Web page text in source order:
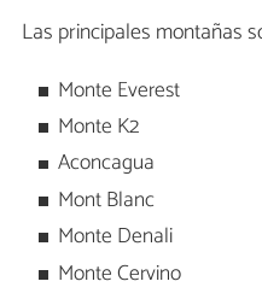
Las principales montañas
Monte Everest
Monte K2
Aconcagua
Mont Blanc
Monte Denali
Monte Cervino